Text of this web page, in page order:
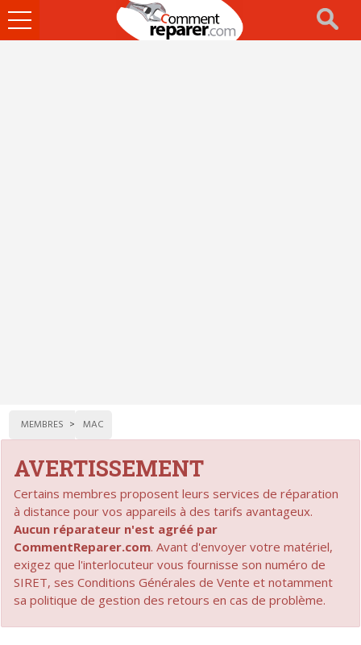
Ouvrir
le
MEMBRES MAC
AVERTISSEMENT
Certains membres proposent leurs services de réparation
à distance pour vos appareils à des tarifs avantageux.
Aucun réparateur n'est agréé par
CommentReparer.com. Avant d'envoyer votre matériel,
exigez que l'interlocuteur vous fournisse son numéro de
SIRET, ses Conditions Générales de Vente et notamment
sa politique de gestion des retours en cas de problème.